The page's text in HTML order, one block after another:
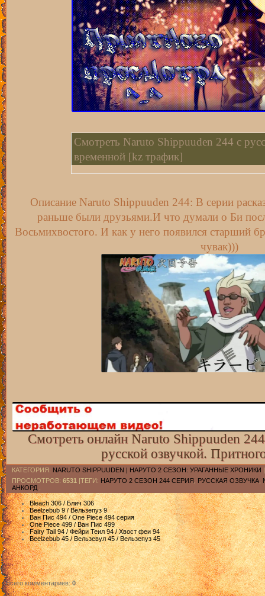
Смотреть Naruto Shippuuden 244 с
временной [kz трафик]
временной [ru трафик]
Смотреть Naruto Shippuuden 244 с
Смотреть Naruto Shippuuden 244 с
Описание Naruto Shippuuden 244: В серии
раньше были друзьями.И что думали о Би
Восьмихвостого. И как у него появился старший
чувак)))
Смотреть онлайн Naruto Shippuuden
русской озвучкой.
КАТЕГОРИЯ: NARUTO SHIPPUUDEN | НАРУТО 2 СЕЗОН: УРАГАННЫЕ ХРОНИКИ
ПРОСМОТРОВ: 6531 |ТЕГИ: НАРУТО 2 СЕЗОН 244 СЕРИЯ РУССКАЯ ОЗВУЧКА
АНКОРД
Bleach 306 / Блич 306
Beelzebub 9 / Вельзепуз 9
Ван Пис 494 / One Piece 494 серия
One Piece 499 / Ван Пис 499
Fairy Tail 94 / Фейри Теил 94 / Хвост феи 94
Beelzebub 45 / Вельзевул 45 / Вельзепуз 45
Всего комментариев:0